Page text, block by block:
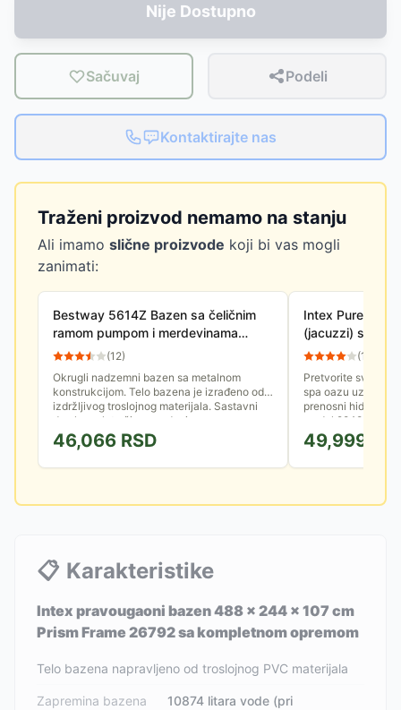
Nije Dostupno
Sačuvaj Podeli
Kontaktirajte nas
Traženi proizvod nemamo na stanju
Ali imamo slične proizvode koji bi vas mogli
zanimati:
Bestway 5614Z Bazen sa čeličnim
ramom pumpom i merdevinama
4.27m x 1.07m
(12)
Okrugli nadzemni bazen sa metalnom
konstrukcijom. Telo bazena je izrađeno od
izdržljivog troslojnog materijala. Sastavni
deo kompleta čine merdevine...
46,066 RSD
Intex PureSpa
(jacuzzi) sa
(10
Pretvorite svoj
spa oazu uz Intex
prenosni
model 28486EX!
49,999
📋 Karakteristike
Intex pravougaoni bazen 488 x 244 x 107 cm
Prism Frame 26792 sa kompletnom opremom
Telo bazena napravljeno od troslojnog PVC materijala
Zapremina bazena
10874 litara vode (pri